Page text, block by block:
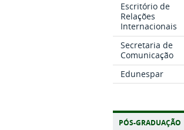
Escritório de
Relações
Internacionais
Secretaria de
Comunicação
Edunespar
PÓS-GRADUAÇÃO